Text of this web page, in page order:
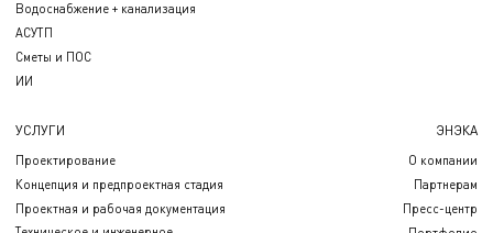
Водоснабжение + канализация
АСУТП
Сметы и ПОС
ИИ
УСЛУГИ
Проектирование
Концепция и предпроектная стадия
Проектная и рабочая документация
ЭНЭКА
О компании
Партнерам
Пресс-центр